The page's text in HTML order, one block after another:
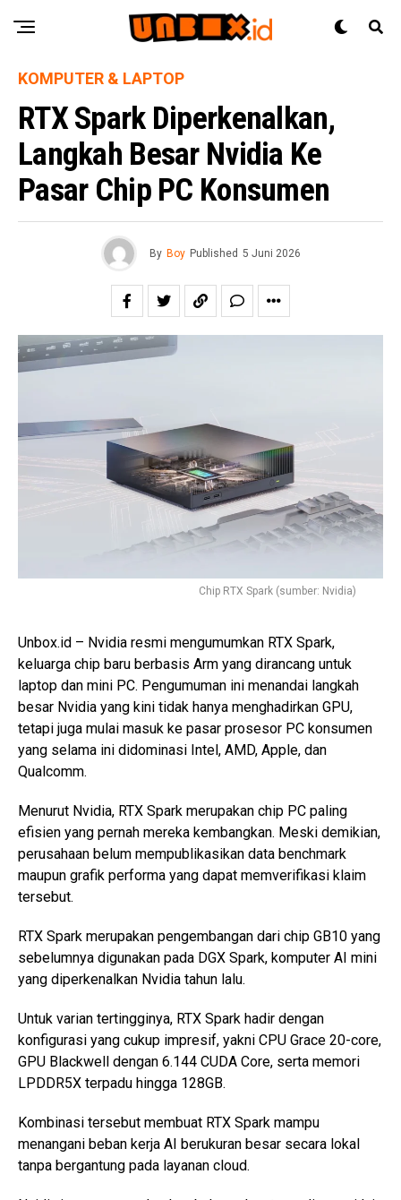
KOMPUTER & LAPTOP
RTX Spark Diperkenalkan,
Langkah Besar Nvidia Ke
Pasar Chip PC Konsumen
By Boy Published 5 Juni 2026
Chip RTX Spark (sumber: Nvidia)
Unbox.id – Nvidia resmi mengumumkan RTX Spark,
keluarga chip baru berbasis Arm yang dirancang untuk
laptop dan mini PC. Pengumuman ini menandai langkah
besar Nvidia yang kini tidak hanya menghadirkan GPU,
tetapi juga mulai masuk ke pasar prosesor PC konsumen
yang selama ini didominasi Intel, AMD, Apple, dan
Qualcomm.
Menurut Nvidia, RTX Spark merupakan chip PC paling
efisien yang pernah mereka kembangkan. Meski demikian,
perusahaan belum mempublikasikan data benchmark
maupun grafik performa yang dapat memverifikasi klaim
tersebut.
RTX Spark merupakan pengembangan dari chip GB10 yang
sebelumnya digunakan pada DGX Spark, komputer AI mini
yang diperkenalkan Nvidia tahun lalu.
Untuk varian tertingginya, RTX Spark hadir dengan
konfigurasi yang cukup impresif, yakni CPU Grace 20-core,
GPU Blackwell dengan 6.144 CUDA Core, serta memori
LPDDR5X terpadu hingga 128GB.
Kombinasi tersebut membuat RTX Spark mampu
menangani beban kerja AI berukuran besar secara lokal
tanpa bergantung pada layanan cloud.